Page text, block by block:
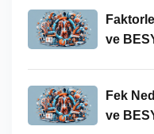
ve
Fek
ve